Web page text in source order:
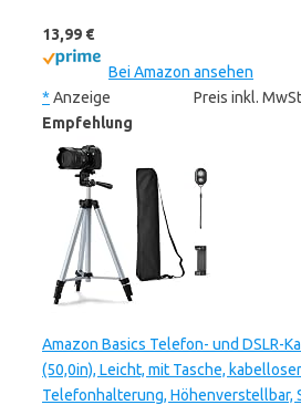
13,99 €
Bei Amazon ansehen
* Anzeige
Preis inkl.
Empfehlung
Amazon Basics Telefon- und DSLR-
(50,0in), Leicht, mit Tasche,
Telefonhalterung, Höhenverstellbar,